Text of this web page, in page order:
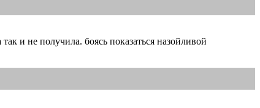
и не получила. боясь показаться назойливой